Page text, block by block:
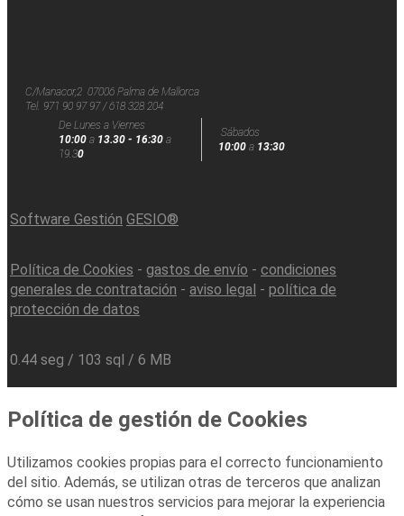
C/Manacor,2 07006 Palma de Mallorca
Tel. 971 90 97 97 / 618 328 204
De Lunes a Viernes
10:00 a 13.30 - 16:30 a
19.30
Sábados
10:00 a 13:30
Software Gestión GESIO®
Política de Cookies - gastos de envío - condiciones
generales de contratación - aviso legal - política de
protección de datos
0.44 seg / 103 sql / 6 MB
Política de gestión de Cookies
Utilizamos cookies propias para el correcto funcionamiento
del sitio. Además, se utilizan otras de terceros que analizan
cómo se usan nuestros servicios para mejorar la experiencia